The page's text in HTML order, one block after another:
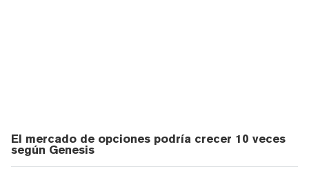
El mercado de opciones podría crecer 10 veces
según Genesis